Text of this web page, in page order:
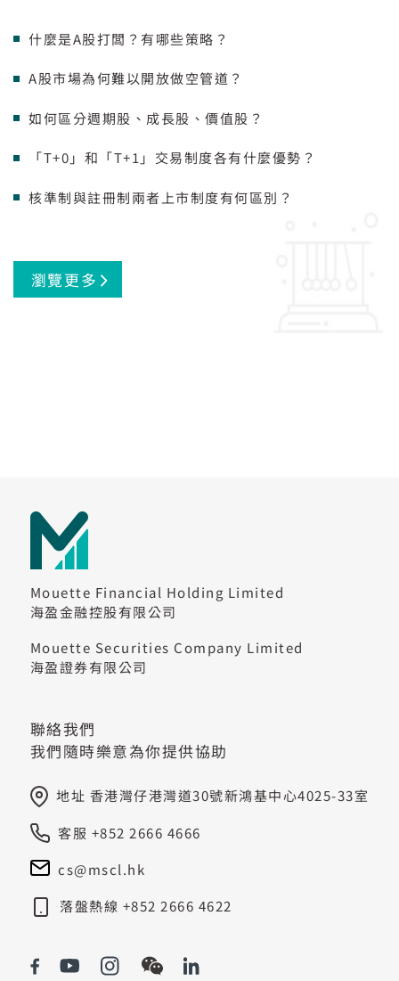
什麼是A股打闆？有哪些策略？
A股市場為何難以開放做空管道？
如何區分週期股、成長股、價值股？
「T+0」和「T+1」交易制度各有什麼優勢？
核準制與註冊制兩者上市制度有何區別？
瀏覽更多
Mouette Financial Holding Limited
海盈金融控股有限公司
Mouette Securities Company Limited
海盈證券有限公司
聯絡我們
我們隨時樂意為你提供協助
地址 香港灣仔港灣道30號新鴻基中心4025-33室
客服 +852 2666 4666
cs@mscl.hk
落盤熱線 +852 2666 4622